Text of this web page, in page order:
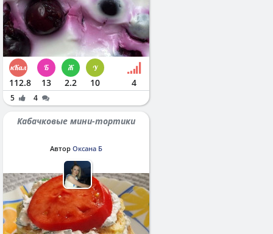
112.8 13 2.2 10 4
5 4
Кабачковые мини-тортики
Автор Оксана Б